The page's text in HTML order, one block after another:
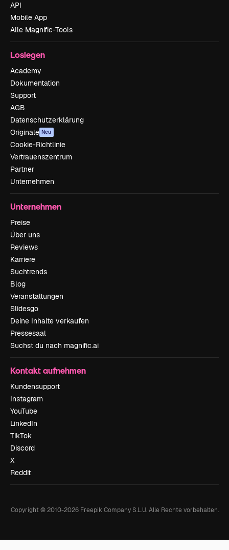
API
Mobile App
Alle Magnific-Tools
Loslegen
Academy
Dokumentation
Support
AGB
Datenschutzerklärung
Originale Neu
Cookie-Richtlinie
Vertrauenszentrum
Partner
Unternehmen
Unternehmen
Preise
Über uns
Reviews
Karriere
Suchtrends
Blog
Veranstaltungen
Slidesgo
Deine Inhalte verkaufen
Pressesaal
Suchst du nach magnific.ai
Kontakt aufnehmen
Kundensupport
Instagram
YouTube
LinkedIn
TikTok
Discord
X
Reddit
Copyright © 2010-2026Freepik Company S.L.U. Alle Rechte vorbehalten.